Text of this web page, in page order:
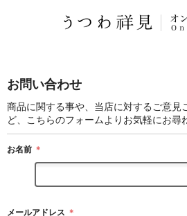
お問い合わせ
商品に関する事や、当店に対するご意見
ど、こちらのフォームよりお気軽にお尋
お名前 ＊
メールアドレス ＊